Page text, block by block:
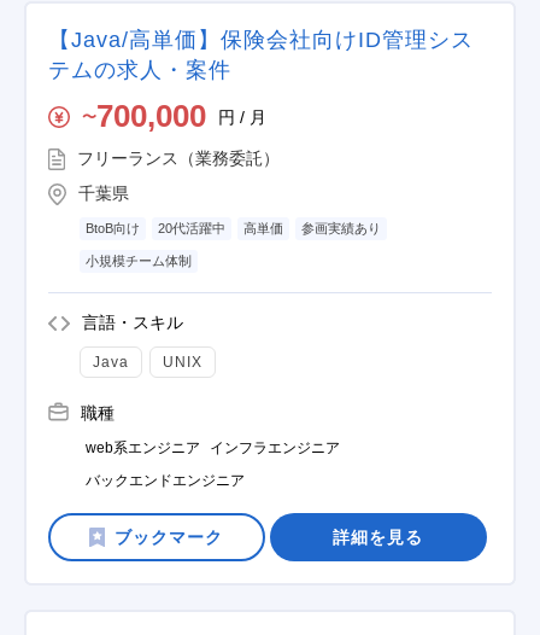
【Java/高単価】保険会社向けID管理シス
テムの求人・案件
〜700,000 円 / 月
フリーランス（業務委託）
千葉県
BtoB向け 20代活躍中 高単価 参画実績あり
小規模チーム体制
言語・スキル
Java UNIX
職種
web系エンジニア
インフラエンジニア
バックエンドエンジニア
詳細を見る